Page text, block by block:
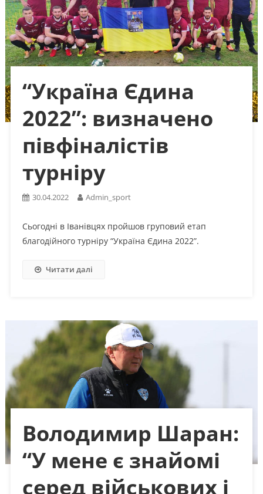
“Україна Єдина
2022”: визначено
півфіналістів
турніру
30.04.2022 Admin_sport
Сьогодні в Іванівцях пройшов груповий етап
благодійного турніру “Україна Єдина 2022”.
Читати далі
Володимир Шаран:
“У мене є знайомі
серед військових і